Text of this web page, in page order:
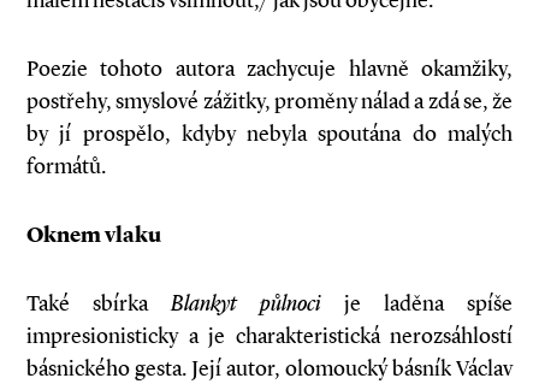
Poezie tohoto autora zachycuje hlavně okamžiky,
postřehy, smyslové zážitky, proměny nálad a zdá se, že
by jí prospělo, kdyby nebyla spoutána do malých
formátů.
Oknem vlaku
Také sbírkaBlankyt půlnoci je laděna spíše
impresionisticky a je charakteristická nerozsáhlostí
básnického gesta. Její autor, olomoucký básník Václav